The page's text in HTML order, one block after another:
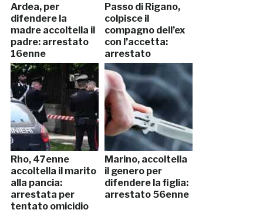
Ardea, per
difendere la
madre accoltella il
padre: arrestato
16enne
Passo di Rigano,
colpisce il
compagno dell’ex
con l’accetta:
arrestato
Rho, 47enne
accoltella il marito
alla pancia:
arrestata per
tentato omicidio
Marino, accoltella
il genero per
difendere la figlia:
arrestato 56enne